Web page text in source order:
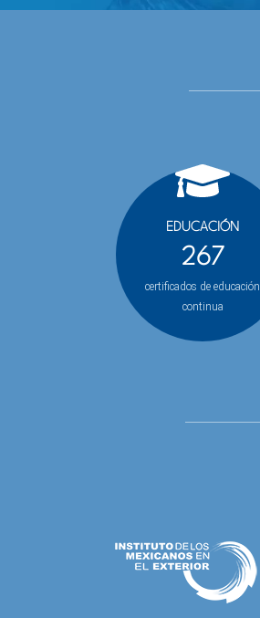
EDUCACIÓN
267
certificados de educación
continua